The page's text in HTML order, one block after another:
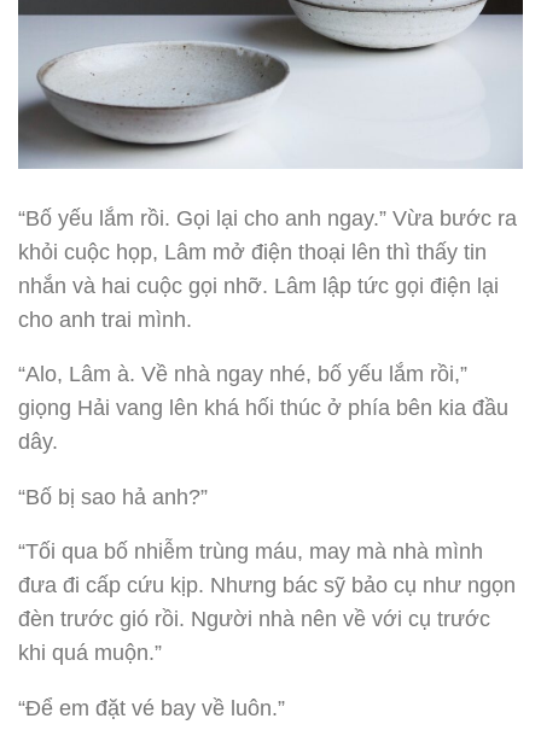
“Bố yếu lắm rồi. Gọi lại cho anh ngay.” Vừa bước ra
khỏi cuộc họp, Lâm mở điện thoại lên thì thấy tin
nhắn và hai cuộc gọi nhỡ. Lâm lập tức gọi điện lại
cho anh trai mình.
“Alo, Lâm à. Về nhà ngay nhé, bố yếu lắm rồi,”
giọng Hải vang lên khá hối thúc ở phía bên kia đầu
dây.
“Bố bị sao hả anh?”
“Tối qua bố nhiễm trùng máu, may mà nhà mình
đưa đi cấp cứu kịp. Nhưng bác sỹ bảo cụ như ngọn
đèn trước gió rồi. Người nhà nên về với cụ trước
khi quá muộn.”
“Để em đặt vé bay về luôn.”